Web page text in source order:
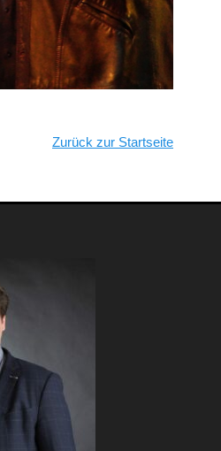
Zurück zur Startseite